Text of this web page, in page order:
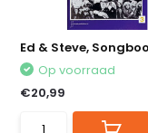
Ed & Steve,
Op voorraad
€20,99